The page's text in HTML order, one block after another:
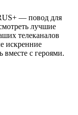
— повод для
лучшие
телеканалов
искренние
вместе с героями.